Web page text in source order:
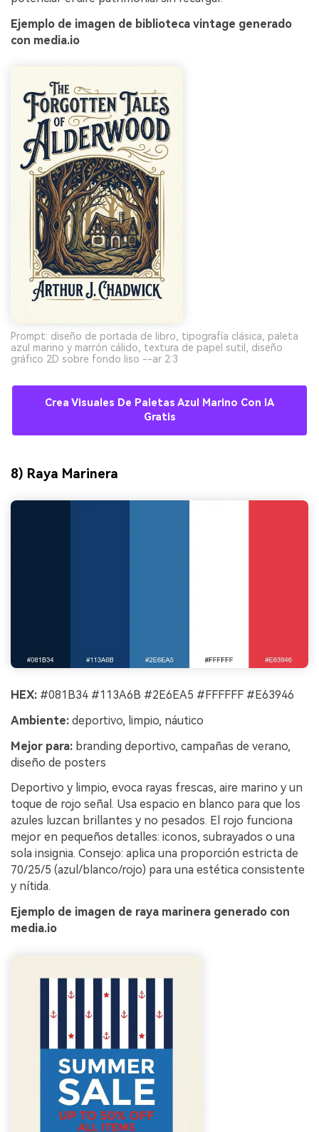
Ejemplo de imagen de biblioteca vintage generado
con media.io
Prompt: diseño de portada de libro, tipografía clásica, paleta
azul marino y marrón cálido, textura de papel sutil, diseño
gráfico 2D sobre fondo liso --ar 2:3
Crea Visuales De Paletas Azul Marino Con IA
Gratis
8) Raya Marinera
HEX: #081B34 #113A6B #2E6EA5 #FFFFFF #E63946
Ambiente: deportivo, limpio, náutico
Mejor para: branding deportivo, campañas de verano,
diseño de posters
Deportivo y limpio, evoca rayas frescas, aire marino y un
toque de rojo señal. Usa espacio en blanco para que los
azules luzcan brillantes y no pesados. El rojo funciona
mejor en pequeños detalles: iconos, subrayados o una
sola insignia. Consejo: aplica una proporción estricta de
70/25/5 (azul/blanco/rojo) para una estética consistente
y nítida.
Ejemplo de imagen de raya marinera generado con
media.io